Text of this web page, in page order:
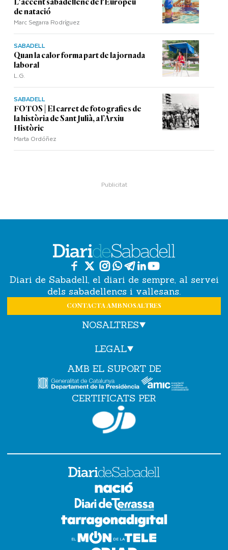
L'accent sabadellenc de l'Europeu
de natació
Marc Segarra Rodríguez
SABADELL
Quan la calor forma part de la jornada
laboral
L.G.
SABADELL
FOTOS | El carret de fotografies de
la història de Sant Julià, a l’Arxiu
Històric
Marta Ordóñez
Diari de Sabadell, el diari de sempre, al servei
dels sabadellencs i vallesans.
CONTACTA AMB NOSALTRES
NOSALTRES
LEGAL
AMB EL SUPORT DE
CERTIFICATS PER